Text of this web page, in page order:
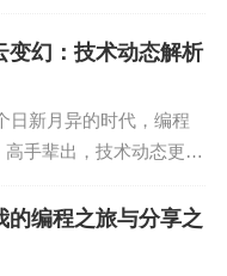
个FastAPI实例，并
`/items/` 路径时，
信息的JSON响
响着编程语言的实现和性
原理的基本概念、工作
变幻：技术动态解析
日新月异的时代，编程
手辈出，技术动态更是
行业的成长与变革。今
深入剖析一下编程江湖
的编程之旅与分享之